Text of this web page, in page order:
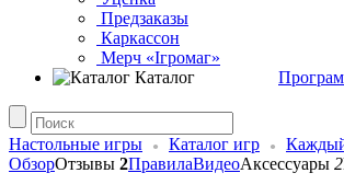
Предзаказы
Каркассон
Мерч «Ігромаг»
Каталог
Настольные игры Каталог игр Каждый
ОбзорОтзывы 2ПравилаВидеоАксессуары 2